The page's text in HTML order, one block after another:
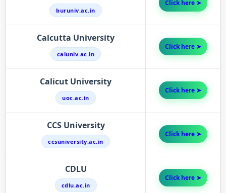
buruniv.ac.in
Click here ➤
Calcutta University
caluniv.ac.in
Click here ➤
Calicut University
uoc.ac.in
Click here ➤
CCS University
ccsuniversity.ac.in
Click here ➤
CDLU
cdlu.ac.in
Click here ➤